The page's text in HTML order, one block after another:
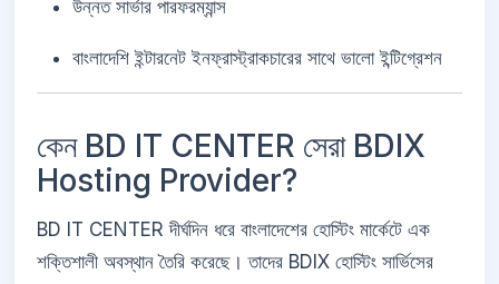
উন্নত সার্ভার পারফরম্যান্স
বাংলাদেশি ইন্টারনেট ইনফ্রাস্ট্রাকচারের সাথে ভালো ইন্টিগ্রেশন
কেন BD IT CENTER সেরা BDIX
Hosting Provider?
BD IT CENTER দীর্ঘদিন ধরে বাংলাদেশের হোস্টিং মার্কেটে এক
শক্তিশালী অবস্থান তৈরি করেছে। তাদের BDIX হোস্টিং সার্ভিসের